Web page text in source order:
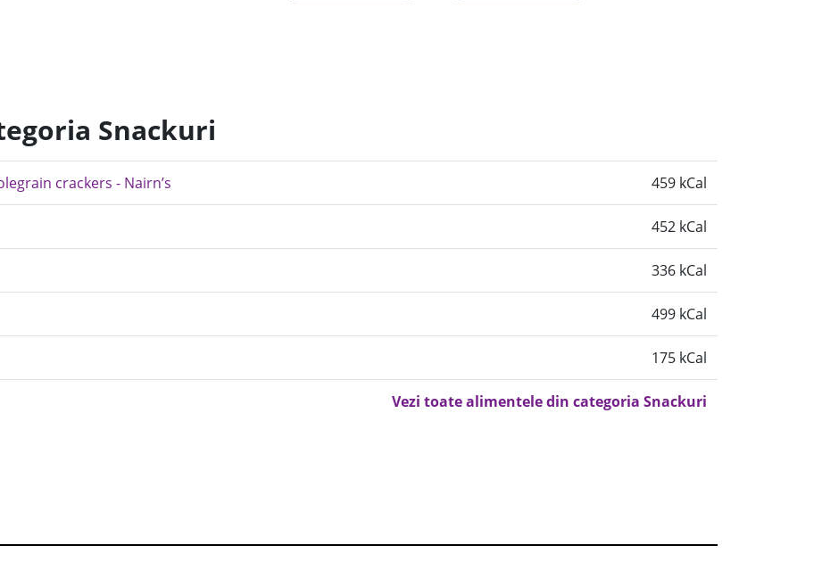
Snackuri
crackers - Nairn’s 459 kCal
452 kCal
336 kCal
499 kCal
175 kCal
Vezi toate alimentele din categoria Snackuri